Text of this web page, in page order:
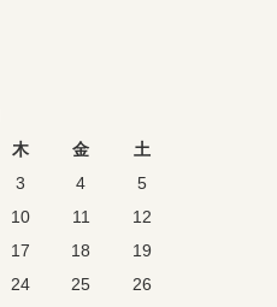
木 金
土
3 4
5
10 11
12
17 18
19
24 25
26